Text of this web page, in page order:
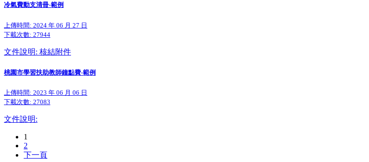
冷氣費動支清冊-範例
上傳時間: 2024 年 06 月 27 日
下載次數: 27944
文件說明: 核結附件
桃園市學習扶助教師鐘點費-範例
上傳時間: 2023 年 06 月 06 日
下載次數: 27083
文件說明:
1
2
下一頁